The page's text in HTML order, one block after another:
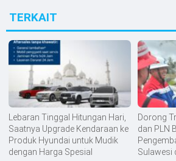
TERKAIT
Lebaran Tinggal Hitungan Hari,
Saatnya Upgrade Kendaraan ke
Produk Hyundai untuk Mudik
dengan Harga Spesial
Dorong
dan PLN
Sulawesi